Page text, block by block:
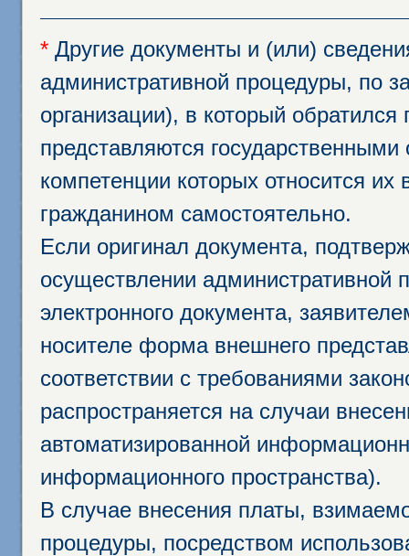
* Другие документы и (или)
административной процедуры, по
организации), в который
представляются
компетенции которых относится
гражданином самостоятельно.
Если оригинал документа,
осуществлении административной
электронного документа,
носителе форма внешнего
соответствии с требованиями
распространяется на случаи
автоматизированной
информационного пространства).
В случае внесения платы,
процедуры, посредством